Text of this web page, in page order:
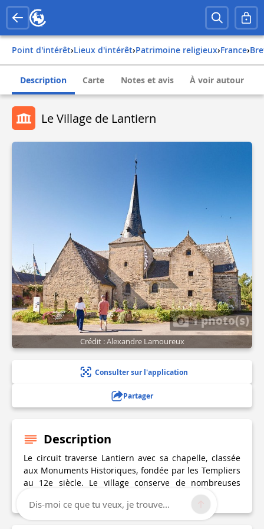
Point d'intérêt› Lieux d'intérêt› Patrimoine religieux› france›
Description Carte Notes et avis À voir autour
Le Village de Lantiern
1 photo(s)
Crédit : Alexandre Lamoureux
Consulter sur l'application
Partager
Description
Le circuit traverse Lantiern avec sa chapelle, classée
aux Monuments Historiques, fondée par les Templiers
au 12e siècle. Le village conserve de nombreuses
Dis-moi ce que tu veux, je trouve...